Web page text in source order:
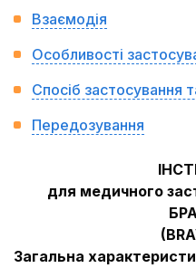
Взаємодія
Особливості
Спосіб застосування
Передозування
для медичного
Загальна